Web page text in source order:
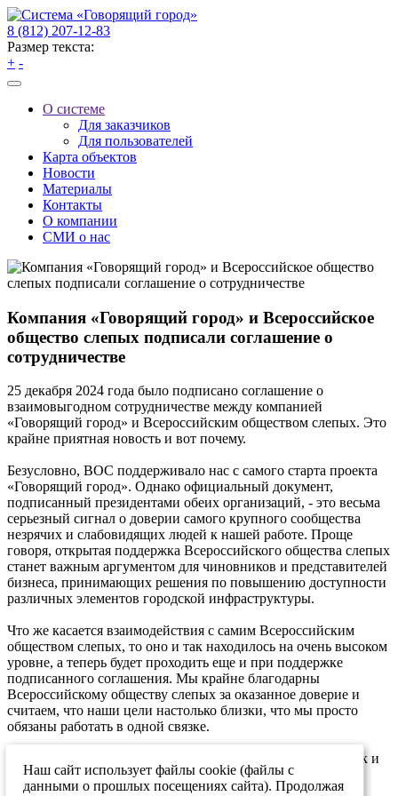
8 (812) 207-12-83
Размер текста:
+ -
О системе
Для заказчиков
Для пользователей
Карта объектов
Новости
Материалы
Контакты
О компании
СМИ о нас
Компания «Говорящий город» и Всероссийское
общество слепых подписали соглашение о
сотрудничестве
25 декабря 2024 года было подписано соглашение о
взаимовыгодном сотрудничестве между компанией
«Говорящий город» и Всероссийским обществом слепых. Это
крайне приятная новость и вот почему.
Безусловно, ВОС поддерживало нас с самого старта проекта
«Говорящий город». Однако официальный документ,
подписанный президентами обеих организаций, - это весьма
серьезный сигнал о доверии самого крупного сообщества
незрячих и слабовидящих людей к нашей работе. Проще
говоря, открытая поддержка Всероссийского общества слепых
станет важным аргументом для чиновников и представителей
бизнеса, принимающих решения по повышению доступности
различных элементов городской инфраструктуры.
Что же касается взаимодействия с самим Всероссийским
обществом слепых, то оно и так находилось на очень высоком
уровне, а теперь будет проходить еще и при поддержке
подписанного соглашения. Мы крайне благодарны
Всероссийскому обществу слепых за оказанное доверие и
считаем, что наши цели настолько близки, что мы просто
обязаны работать в одной связке.
Надеемся, что 2025 год пройдет столь же плодотворно, как и
2024-й, а может быть, и еще более успешно.
26.12.2024
Наш сайт использует файлы cookie (файлы с
данными о прошлых посещениях сайта). Продолжая